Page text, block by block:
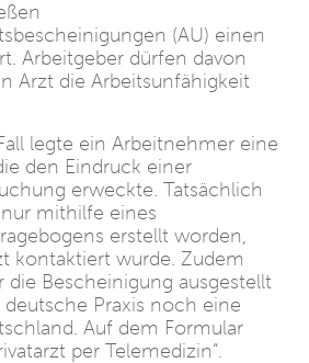
(AU) einen
Arbeitgeber dürfen davon
Arzt die Arbeitsunfähigkeit
legte ein Arbeitnehmer eine
den Eindruck einer
erweckte. Tatsächlich
mithilfe eines
erstellt worden,
kontaktiert wurde. Zudem
die Bescheinigung ausgestellt
Praxis noch eine
Auf dem Formular
per Telemedizin“.